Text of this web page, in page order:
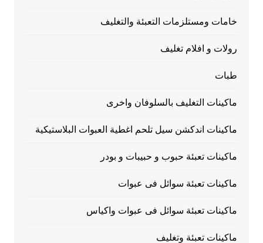
خامات ومستلزمات التعبئة والتغليف
رولات و افلام تغليف
طبات
ماكينات التغليف بالسلوفان واخرى
ماكينات اندكشن سيل تلحم اغطية العبوات البلاستيكية
ماكينات تعبئة حبوب و حبيبات و بودر
ماكينات تعبئة سوائل فى عبوات
ماكينات تعبئة سوائل فى عبوات واكياس
ماكينات تعبئة وتغليف